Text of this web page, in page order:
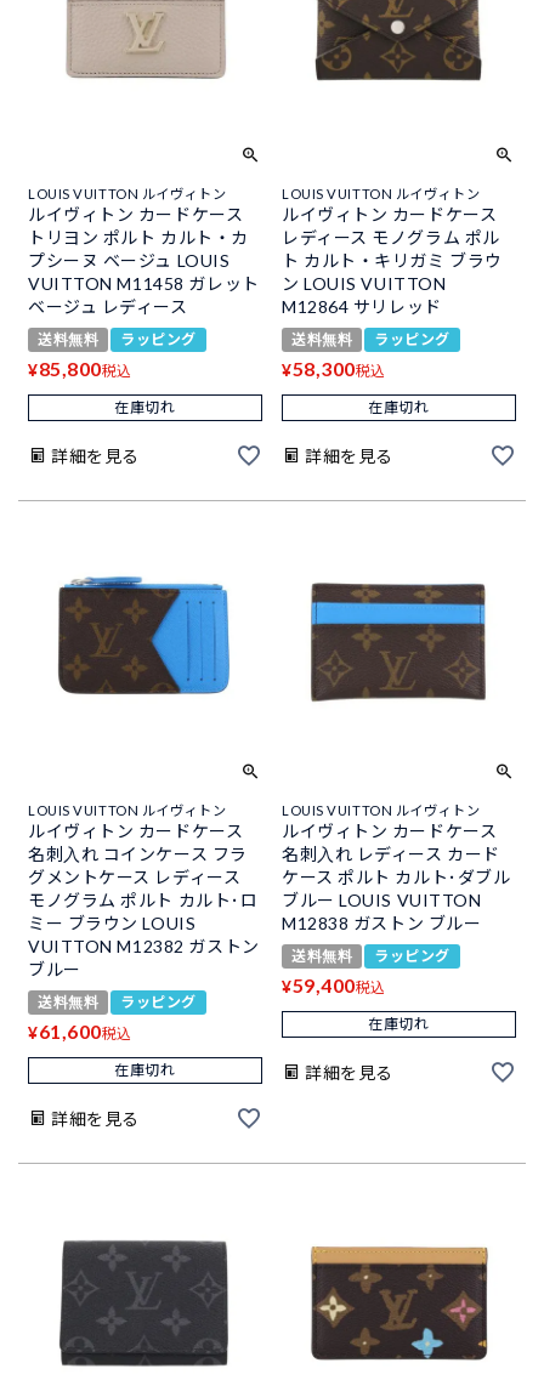
LOUIS VUITTON ルイヴィトン
ルイヴィトン カードケース
トリヨン ポルト カルト・カ
プシーヌ ベージュ LOUIS
VUITTON M11458 ガレット
ベージュ レディース
送料無料 ラッピング
¥85,800税込
在庫切れ
詳細を見る
LOUIS VUITTON ルイヴィトン
ルイヴィトン カードケース
レディース モノグラム ポル
ト カルト・キリガミ ブラウ
ン LOUIS VUITTON
M12864 サリレッド
送料無料 ラッピング
¥58,300税込
在庫切れ
詳細を見る
LOUIS VUITTON ルイヴィトン
ルイヴィトン カードケース
名刺入れ コインケース フラ
グメントケース レディース
モノグラム ポルト カルト･ロ
ミー ブラウン LOUIS
VUITTON M12382 ガストン
ブルー
送料無料 ラッピング
¥61,600税込
在庫切れ
詳細を見る
LOUIS VUITTON ルイヴィトン
ルイヴィトン カードケース
名刺入れ レディース カード
ケース ポルト カルト･ダブル
ブルー LOUIS VUITTON
M12838 ガストン ブルー
送料無料 ラッピング
¥59,400税込
在庫切れ
詳細を見る